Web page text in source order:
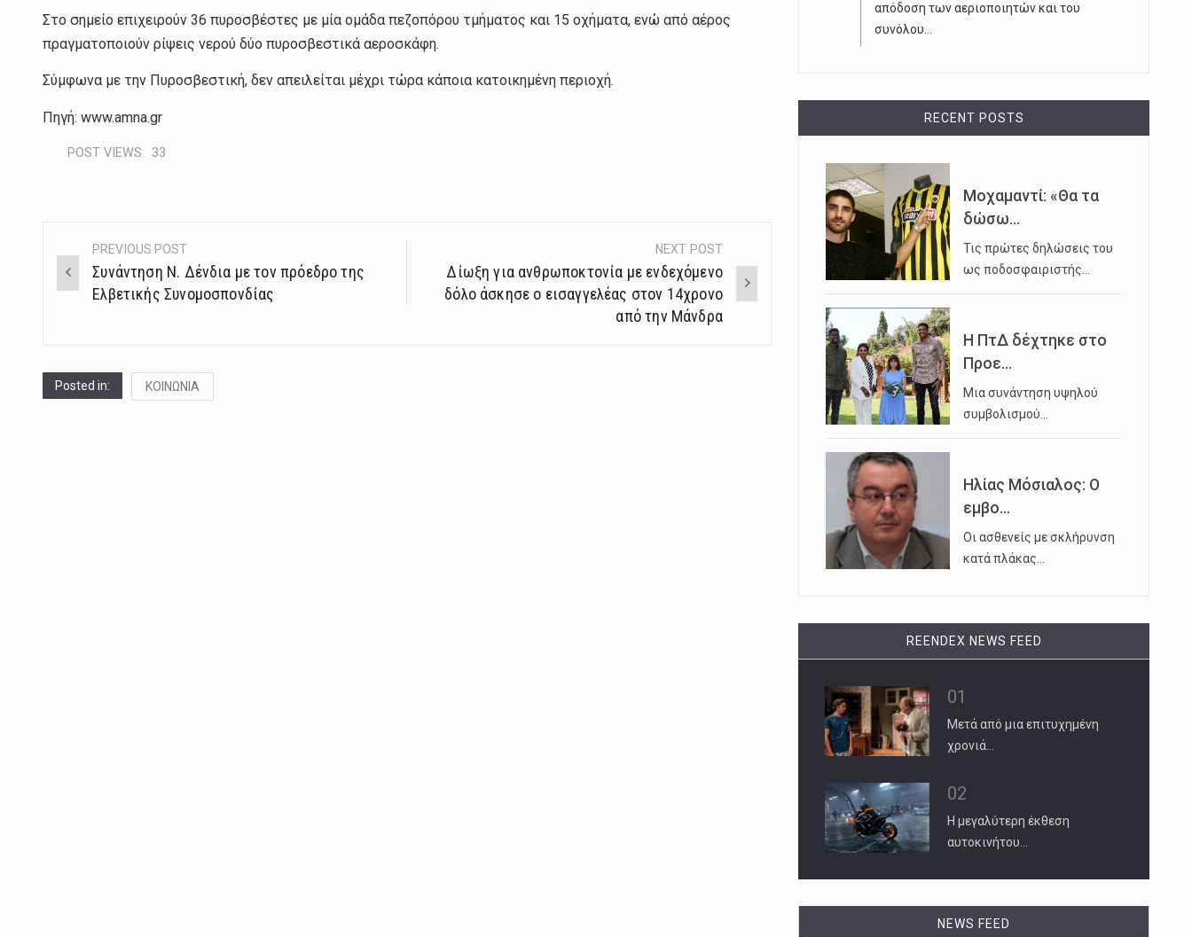
Στο σημείο επιχειρούν 36 πυροσβέστες με μία ομάδα πεζοπόρου τμήματος και 15 οχήματα, ενώ από αέρος
πραγματοποιούν ρίψεις νερού δύο πυροσβεστικά αεροσκάφη.
Σύμφωνα με την Πυροσβεστική, δεν απειλείται μέχρι τώρα κάποια κατοικημένη περιοχή.
Πηγή: www.amna.gr
POST VIEWS: 33
Post
navigation
PREVIOUS POST
Συνάντηση Ν. Δένδια με τον πρόεδρο της
Ελβετικής Συνομοσπονδίας
NEXT POST
Δίωξη για ανθρωποκτονία με ενδεχόμενο
δόλο άσκησε ο εισαγγελέας στον 14χρονο
από την Μάνδρα
Posted in: ΚΟΙΝΩΝΙΑ
απόδοση των αεριοποιητών και του
συνόλου...
RECENT POSTS
Μοχαμαντί: «Θα τα
δώσω...
Τις πρώτες δηλώσεις του
ως ποδοσφαιριστής…
Η ΠτΔ δέχτηκε στο
Προε...
Μια συνάντηση υψηλού
συμβολισμού…
Ηλίας Μόσιαλος: Ο
εμβο...
Οι ασθενείς με σκλήρυνση
κατά πλάκας…
REENDEX NEWS FEED
01
Μετά από μια επιτυχημένη
χρονιά…
02
Η μεγαλύτερη έκθεση
αυτοκινήτου…
NEWS FEED
What if No One Misses TikTok?